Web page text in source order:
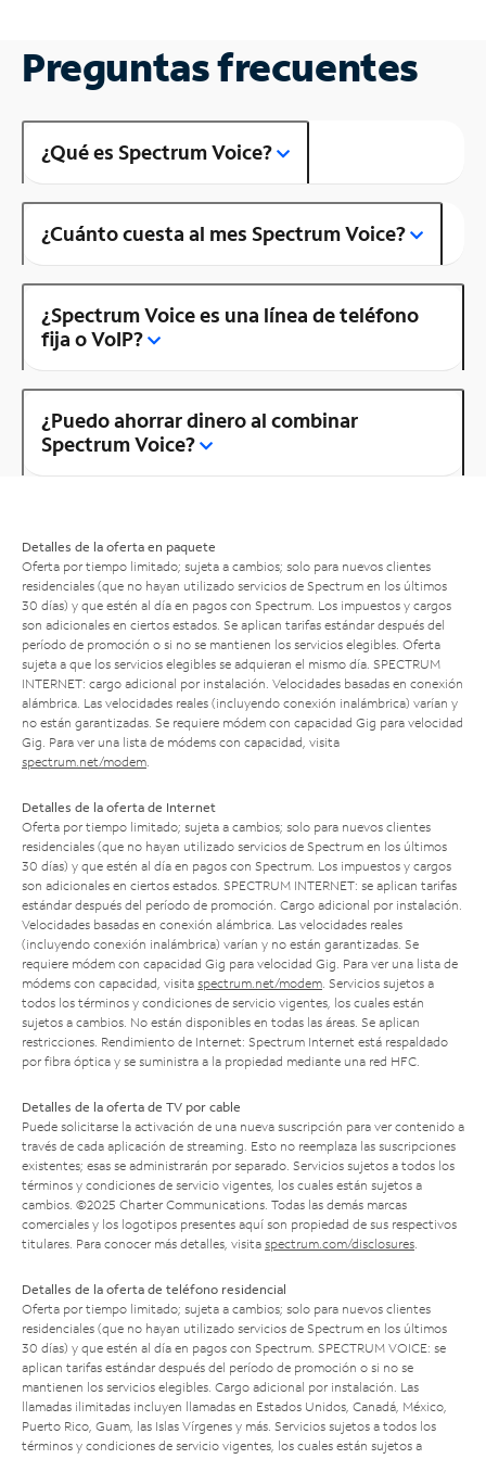
Preguntas frecuentes
¿Qué es Spectrum Voice?
¿Cuánto cuesta al mes Spectrum Voice?
¿Spectrum Voice es una línea de teléfono
fija o VoIP?
¿Puedo ahorrar dinero al combinar
Spectrum Voice?
Detalles de la oferta en paquete
Oferta por tiempo limitado; sujeta a cambios; solo para nuevos clientes
residenciales (que no hayan utilizado servicios de Spectrum en los últimos
30 días) y que estén al día en pagos con Spectrum. Los impuestos y cargos
son adicionales en ciertos estados. Se aplican tarifas estándar después del
período de promoción o si no se mantienen los servicios elegibles. Oferta
sujeta a que los servicios elegibles se adquieran el mismo día. SPECTRUM
INTERNET: cargo adicional por instalación. Velocidades basadas en conexión
alámbrica. Las velocidades reales (incluyendo conexión inalámbrica) varían y
no están garantizadas. Se requiere módem con capacidad Gig para velocidad
Gig. Para ver una lista de módems con capacidad, visita
spectrum.net/modem
Detalles de la oferta de Internet
Oferta por tiempo limitado; sujeta a cambios; solo para nuevos clientes
residenciales (que no hayan utilizado servicios de Spectrum en los últimos
30 días) y que estén al día en pagos con Spectrum. Los impuestos y cargos
son adicionales en ciertos estados. SPECTRUM INTERNET: se aplican tarifas
estándar después del período de promoción. Cargo adicional por instalación.
Velocidades basadas en conexión alámbrica. Las velocidades reales
(incluyendo conexión inalámbrica) varían y no están garantizadas. Se
requiere módem con capacidad Gig para velocidad Gig. Para ver una lista de
módems con capacidad, visita spectrum.net/modem . Servicios sujetos a
todos los términos y condiciones de servicio vigentes, los cuales están
sujetos a cambios. No están disponibles en todas las áreas. Se aplican
restricciones. Rendimiento de Internet: Spectrum Internet está respaldado
por fibra óptica y se suministra a la propiedad mediante una red HFC.
Detalles de la oferta de TV por cable
Puede solicitarse la activación de una nueva suscripción para ver contenido a
través de cada aplicación de streaming. Esto no reemplaza las suscripciones
existentes; esas se administrarán por separado. Servicios sujetos a todos los
términos y condiciones de servicio vigentes, los cuales están sujetos a
cambios. ©2025 Charter Communications. Todas las demás marcas
comerciales y los logotipos presentes aquí son propiedad de sus respectivos
titulares. Para conocer más detalles, visita spectrum.com/disclosures
Detalles de la oferta de teléfono residencial
Oferta por tiempo limitado; sujeta a cambios; solo para nuevos clientes
residenciales (que no hayan utilizado servicios de Spectrum en los últimos
30 días) y que estén al día en pagos con Spectrum. SPECTRUM VOICE: se
aplican tarifas estándar después del período de promoción o si no se
mantienen los servicios elegibles. Cargo adicional por instalación. Las
llamadas ilimitadas incluyen llamadas en Estados Unidos, Canadá, México,
Puerto Rico, Guam, las Islas Vírgenes y más. Servicios sujetos a todos los
términos y condiciones de servicio vigentes, los cuales están sujetos a